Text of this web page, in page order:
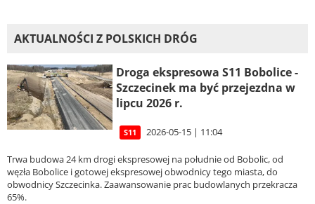
AKTUALNOŚCI Z POLSKICH DRÓG
Droga ekspresowa S11 Bobolice -
Szczecinek ma być przejezdna w
lipcu 2026 r.
S11 2026-05-15 | 11:04
Trwa budowa 24 km drogi ekspresowej na południe od Bobolic, od
węzła Bobolice i gotowej ekspresowej obwodnicy tego miasta, do
obwodnicy Szczecinka. Zaawansowanie prac budowlanych przekracza
65%.